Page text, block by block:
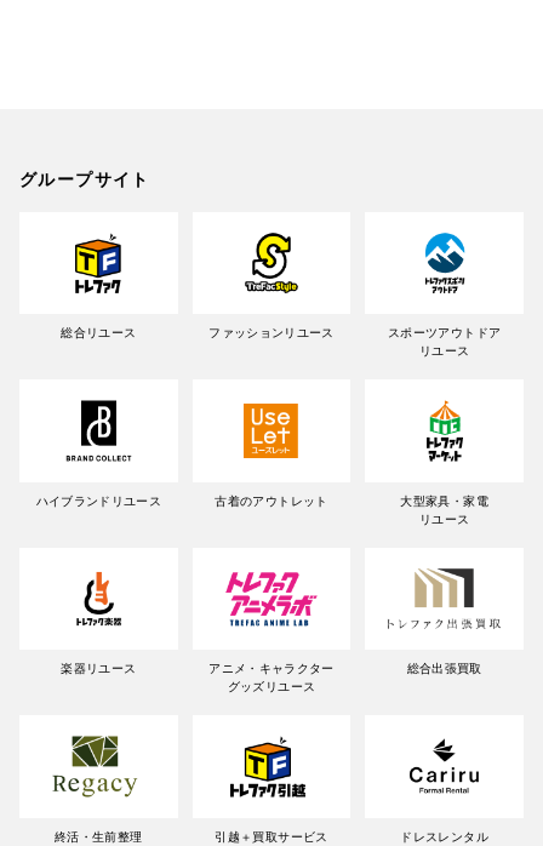
グループサイト
総合リユース ファッションリユース
スポーツアウトドア
リユース
ハイブランドリユース 古着のアウトレット
大型家具・家電
リユース
楽器リユース
アニメ・キャラクター
グッズリユース
総合出張買取
終活・生前整理
引越＋買取サービス ドレスレンタル